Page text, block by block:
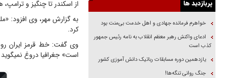
از اسکندر تا چنگیز و
به گزارش مهر، وی افزود:
کرد.
وی گفت: خط قرمز ایران
است» جغرافیا دروغ
پربازدید ها
خواهرم فرمانده جهادی و اهل خدمت بی‌منت بود
ادعای واکنش رهبر معظم انقلاب به نامه رئیس جمهور
کذب است
یازدهمین دوره مسابقات رباتیک دانش آموزی کشور
جنگ روانی تنگه‌ها!